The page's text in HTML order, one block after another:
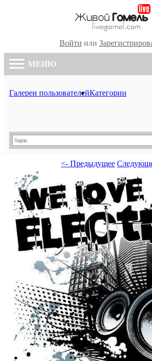
Войти или
МЕНЮ
Галереи пользователейКатегории
<- Предыдущее